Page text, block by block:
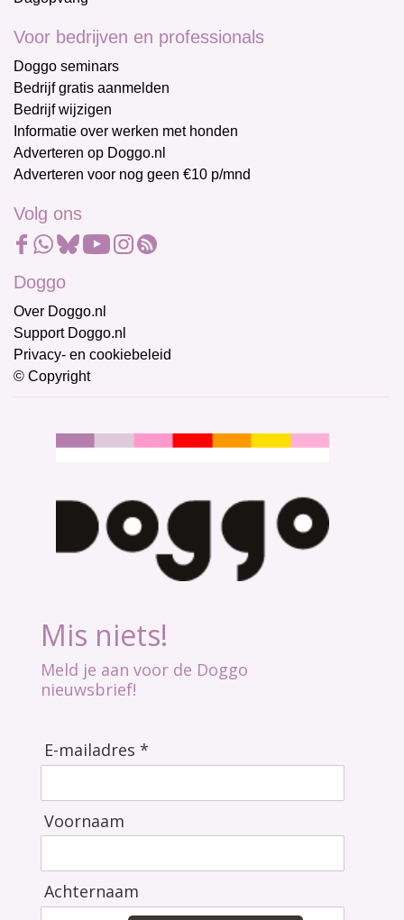
Voor bedrijven en professionals
Doggo seminars
Bedrijf gratis aanmelden
Bedrijf wijzigen
Informatie over werken met honden
Adverteren op Doggo.nl
Adverteren voor nog geen €10 p/mnd
Volg ons
Doggo
Over Doggo.nl
Support Doggo.nl
Privacy- en cookiebeleid
© Copyright
Mis niets!
Meld je aan voor de Doggo
nieuwsbrief!
E-mailadres *
Voornaam
Achternaam